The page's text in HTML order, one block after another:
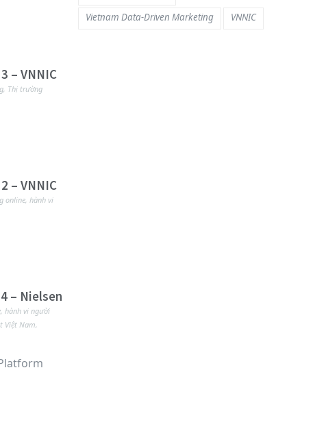
– VNNIC
, Thị trường
– VNNIC
online, hành vi
– Nielsen
, hành vi người
Việt Nam,
Vietnam Data-Driven Marketing
VNNIC